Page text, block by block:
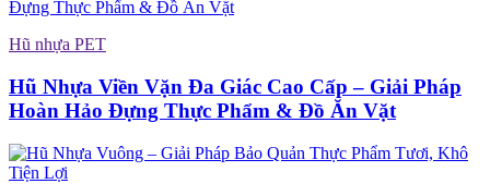
Hũ nhựa PET
Hũ Nhựa Viền Vặn Đa Giác Cao Cấp – Giải Pháp
Hoàn Hảo Đựng Thực Phẩm & Đồ Ăn Vặt